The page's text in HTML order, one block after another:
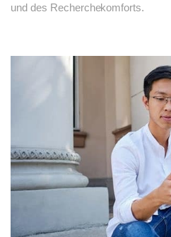
und des Recherchekomforts.